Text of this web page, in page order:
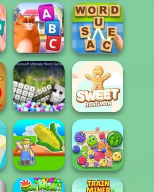
Word Detector Word Finder
Kitty Scramble Word Sauce
Microsoft
Ultimate Word
Games
Sweet Hangman